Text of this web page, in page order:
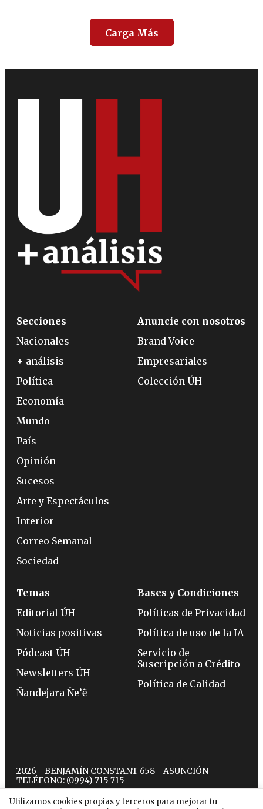
Carga Más
Utilizamos cookies propias y terceros para mejorar tu
Secciones
Nacionales
+ análisis
Política
Economía
Mundo
País
Opinión
Sucesos
Arte y Espectáculos
Interior
Correo Semanal
Sociedad
Anuncie con nosotros
Brand Voice
Empresariales
Colección ÚH
Temas
Editorial ÚH
Noticias positivas
Pódcast ÚH
Newsletters ÚH
Ñandejara Ñe’ẽ
Bases y Condiciones
Políticas de Privacidad
Política de uso de la IA
Servicio de
Suscripción a Crédito
Política de Calidad
2026 - BENJAMÍN CONSTANT 658 - ASUNCIÓN -
TELÉFONO: (0994) 715 715